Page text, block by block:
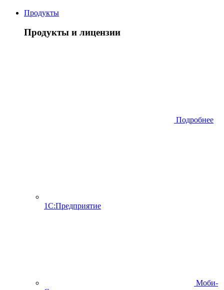
Продукты
Продукты и лицензии
Подробнее
1С:Предприятие
Моби-